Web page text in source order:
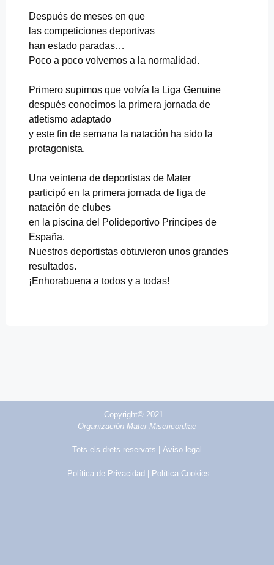
Después de meses en que
las competiciones deportivas
han estado paradas…
Poco a poco volvemos a la normalidad.
Primero supimos que volvía la Liga Genuine
después conocimos la primera jornada de
atletismo adaptado
y este fin de semana la natación ha sido la
protagonista.
Una veintena de deportistas de Mater
participó en la primera jornada de liga de
natación de clubes
en la piscina del Polideportivo Príncipes de
España.
Nuestros deportistas obtuvieron unos grandes
resultados.
¡Enhorabuena a todos y a todas!
Copyright© 2021.
Organización Mater Misericordiae
Tots els drets reservats | Aviso legal
Política de Privacidad | Política Cookies